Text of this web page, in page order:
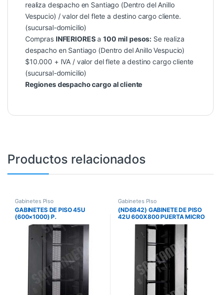
realiza despacho en Santiago (Dentro del Anillo
Vespucio) / valor del flete a destino cargo cliente.
(sucursal-domicilio)
Compras INFERIORESa100 mil pesos: Se realiza
despacho en Santiago (Dentro del Anillo Vespucio)
$10.000 + IVA / valor del flete a destino cargo cliente
(sucursal-domicilio)
Regiones despacho cargo al cliente
Productos relacionados
Gabinetes Piso
GABINETES DE PISO 45U
(600×1000) P.
MICROPERFORADA
Gabinetes Piso
(ND6842) GABINETE DE PISO
42U 600X800 PUERTA MICRO
PERFORADA MAINTRONICS